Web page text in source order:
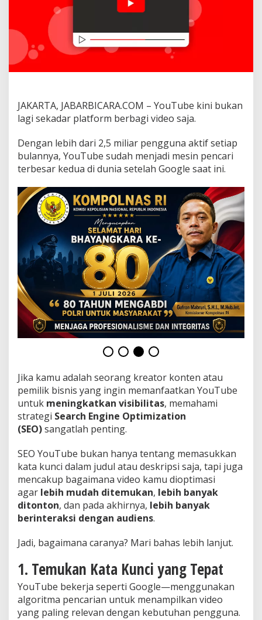
t
r
a
e
J
i
u
a
g
a
i
d
e
o
B
a
n
y
a
k
P
e
n
o
n
n
JAKARTA, JABARBICARA.COM – YouTube kini bukan
lagi sekadar platform berbagi video saja.
Dengan lebih dari 2,5 miliar pengguna aktif setiap
bulannya, YouTube sudah menjadi mesin pencari
terbesar kedua di dunia setelah Google saat ini.
Jika kamu adalah seorang kreator konten atau
pemilik bisnis yang ingin memanfaatkan YouTube
untuk meningkatkan visibilitas, memahami
strategi Search Engine Optimization
(SEO)sangatlah penting.
SEO YouTube bukan hanya tentang memasukkan
kata kunci dalam judul atau deskripsi saja, tapi juga
mencakup bagaimana video kamu dioptimasi
agar lebih mudah ditemukan, lebih banyak
ditonton, dan pada akhirnya, lebih banyak
berinteraksi dengan audiens.
Jadi, bagaimana caranya? Mari bahas lebih lanjut.
1. Temukan Kata Kunci yang Tepat
YouTube bekerja seperti Google—menggunakan
algoritma pencarian untuk menampilkan video
yang paling relevan dengan kebutuhan pengguna.